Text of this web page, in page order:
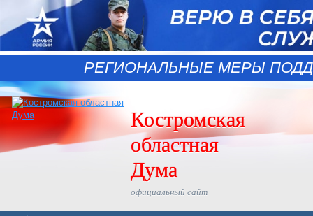
РЕГИОНАЛЬНЫЕ МЕРЫ
Костромская
областная
Дума
официальный сайт